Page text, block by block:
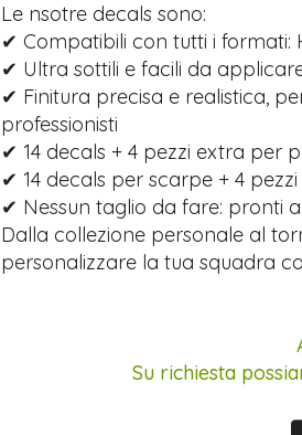
Le nsotre decals sono:
✔ Compatibili con tutti i formati:
✔ Ultra sottili e facili da
✔ Finitura precisa e realistica,
professionisti
✔ 14 decals + 4 pezzi extra per
✔ 14 decals per scarpe + 4
✔ Nessun taglio da fare: pronti
Dalla collezione personale al
personalizzare la tua squadra
Su richiesta